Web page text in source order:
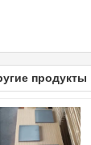
продукты